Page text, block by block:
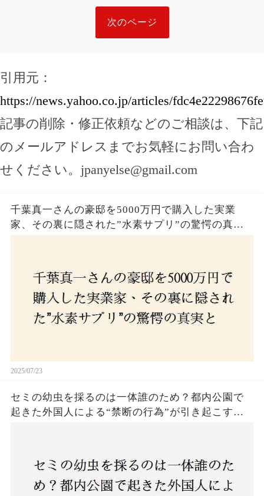
次のページ
引用元：
https://news.yahoo.co.jp/articles/
記事の削除・修正依頼などのご相談は、下記
のメールアドレスまでお気軽にお問い合わ
せください。 jpanyelse@gmail.com
千葉真一さんの豪邸を5000万円で購入した実業
家、その裏に隠された”水素サプリ”の驚愕の真実
2025/07/23
セミの幼虫を採るのは一体誰のため？都内公園で
起きた外国人による“禁断の行為”が引き起こす論